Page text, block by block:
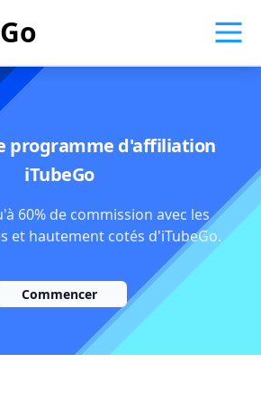
programme d'affiliation
iTubeGo
60% de commission avec les
et hautement cotés d'iTubeGo.
Commencer